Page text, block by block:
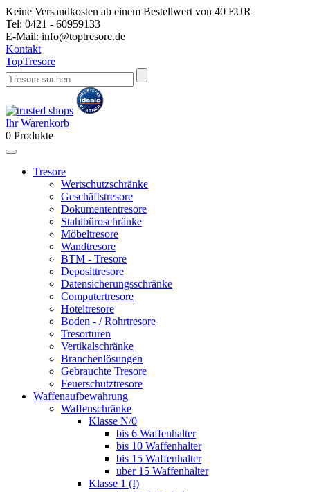
Keine Versandkosten ab einem Bestellwert von 40 EUR
Tel: 0421 - 60959133
E-Mail: info@toptresore.de
Kontakt
TopTresore
Ihr Warenkorb
0 Produkte
Tresore
Wertschutzschränke
Geschäftstresore
Dokumententresore
Stahlbüroschränke
Möbeltresore
Wandtresore
BTM - Tresore
Deposittresore
Datensicherungsschränke
Computertresore
Hoteltresore
Boden - / Rohrtresore
Tresortüren
Vertikalschränke
Branchenlösungen
Gebrauchte Tresore
Feuerschutztresore
Waffenaufbewahrung
Waffenschränke
Klasse N/0
bis 6 Waffenhalter
bis 10 Waffenhalter
bis 15 Waffenhalter
über 15 Waffenhalter
Klasse 1 (I)